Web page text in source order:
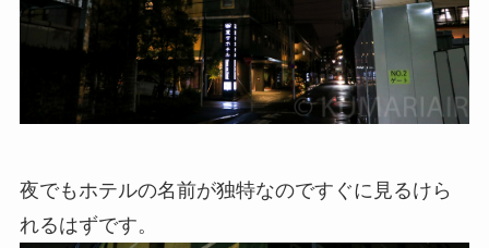
夜でもホテルの名前が独特なのですぐに見るけら
れるはずです。